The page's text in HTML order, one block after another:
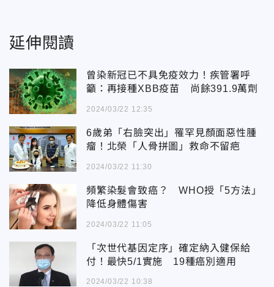
延伸閱讀
曾染新冠已不具免疫效力！疾管署呼
籲：再接種XBB疫苗 尚餘391.9萬劑
2024/03/22 12:35
6歲弟「右臉突出」罹罕見顏面惡性腫
瘤！北榮「人骨拼圖」救命不留疤
2024/03/22 11:30
頻繁染髮會致癌？ WHO授「5方法」
降低身體傷害
2024/03/22 11:05
「次世代基因定序」確定納入健保給
付！最快5/1實施 19種癌別適用
2024/03/22 10:38